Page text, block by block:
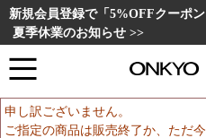
新規会員登録で「5%OFFクーポ
夏季休業のお知らせ >>
申し訳ございません。
ご指定の商品は販売終了か、ただ